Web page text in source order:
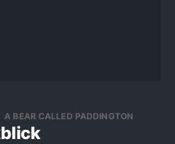
A BEAR CALLED PADDINGTON